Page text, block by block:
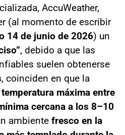
AccuWeather,
(al momento de escribir
14 de junio de 2026) un
, debido a que las
suelen obtenerse
, coinciden en que la
temperatura máxima entre
cercana a los 8–10
ambiente fresco en la